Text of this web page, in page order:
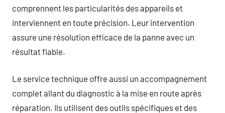
comprennent les particularités des appareils et
interviennent en toute précision. Leur intervention
assure une résolution efficace de la panne avec un
résultat fiable.
Le service technique offre aussi un accompagnement
complet allant du diagnostic à la mise en route après
réparation. Ils utilisent des outils spécifiques et des